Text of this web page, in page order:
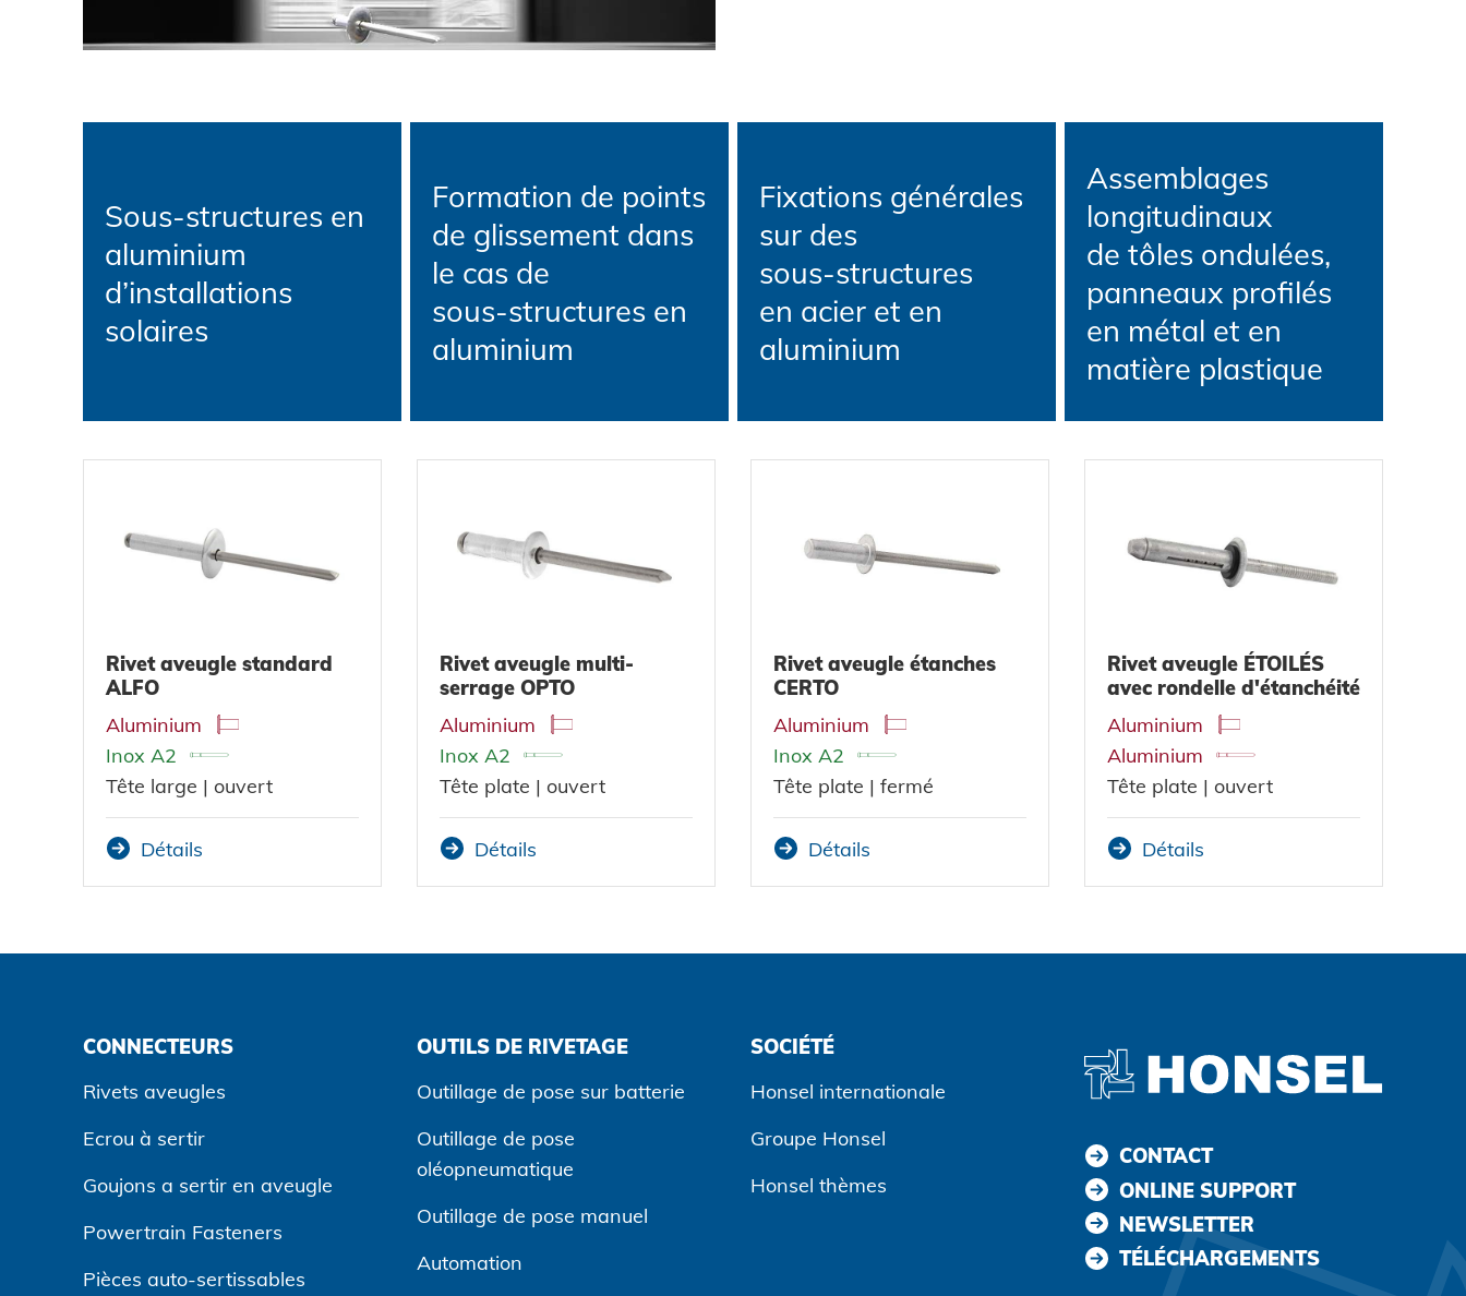
Protection des données
Sous-structures en
aluminium
d’installations
solaires
Formation de points
de glissement dans
le cas de
sous-structures en
aluminium
Fixations générales
sur des
sous-structures
en acier et en
aluminium
Assemblages
longitudinaux
de tôles ondulées,
panneaux profilés
en métal et en
matière plastique
Rivet aveugle standard
ALFO
Aluminium
Inox A2
Tête large | ouvert
Détails
Rivet aveugle multi-
serrage OPTO
Aluminium
Inox A2
Tête plate | ouvert
Détails
Rivet aveugle étanches
CERTO
Aluminium
Inox A2
Tête plate | fermé
Détails
Rivet aveugle ÉTOILÉS
avec rondelle d'étanchéité
Aluminium
Aluminium
Tête plate | ouvert
Détails
CONNECTEURS
Rivets aveugles
Ecrou à sertir
Goujons a sertir en aveugle
Powertrain Fasteners
Pièces auto-sertissables
OUTILS DE RIVETAGE
Outillage de pose sur batterie
Outillage de pose
oléopneumatique
Outillage de pose manuel
Automation
SOCIÉTÉ
Honsel internationale
Groupe Honsel
Honsel thèmes
CONTACT
ONLINE SUPPORT
NEWSLETTER
TÉLÉCHARGEMENTS
Accepter et continuer